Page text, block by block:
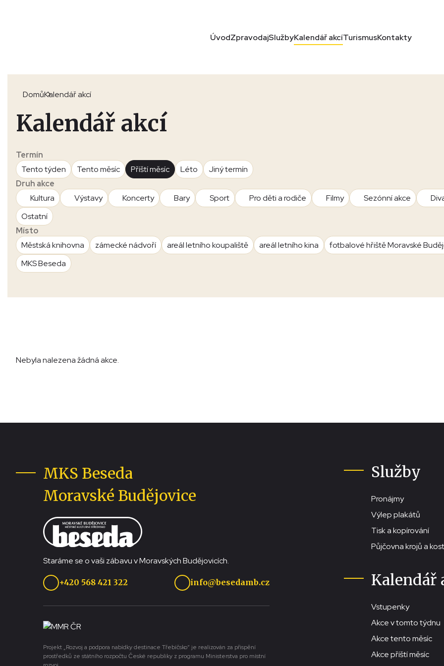
ÚvodZpravodajSlužbyKalendář akcíTurismusKontakty
DomůKalendář akcí
Kalendář akcí
Termín
Tento týden
Tento měsíc Příští měsíc Léto
Jiný termín
Druh akce
Kultura
Výstavy Koncerty Bary Sport Pro děti a rodiče Filmy Sezónní akce
Ostatní
Místo
Městská knihovna
zámecké nádvoří areál letního koupaliště areál letního kina
fotbalové hřiště Moravské
MKS Beseda
Nebyla nalezena žádná akce.
MKS Beseda
Moravské Budějovice
Staráme se o vaši zábavu v Moravských Budějovicích.
+420 568 421 322 info@besedamb.cz
Projekt „Rozvoj a podpora nabídky destinace Třebíčsko“ je realizován za přispění
prostředků ze státního rozpočtu České republiky z programu Ministerstva pro místní
Služby
Pronájmy
Výlep plakátů
Tisk a kopírování
Půjčovna krojů a
Kalendář
Vstupenky
Akce v tomto týdnu
Akce tento měsíc
Akce příští měsíc